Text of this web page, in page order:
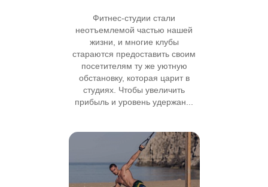
Фитнес-студии стали
неотъемлемой частью нашей
жизни, и многие клубы
стараются предоставить своим
посетителям ту же уютную
обстановку, которая царит в
студиях. Чтобы увеличить
прибыль и уровень удержан...